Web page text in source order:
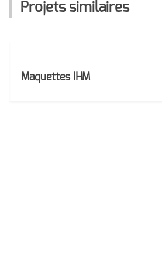
Projets similaires
Maquettes IHM